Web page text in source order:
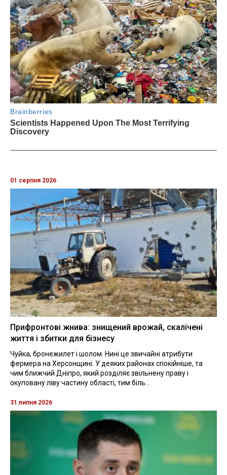
01 серпня 2026
Прифронтові жнива: знищений врожай, скалічені
життя і збитки для бізнесу
Чуйка, бронежилет і шолом. Нині це звичайні атрибути
фермера на Херсонщині. У деяких районах спокійніше, та
чим ближчий Дніпро, який розділяє звільнену праву і
окуповану ліву частину області, тим біль...
31 липня 2026